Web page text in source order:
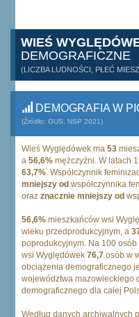
WIEŚ
DEMOGRAFICZNE
(LICZBA LUDNOŚCI, PŁEĆ
DEMOGRAFIA W
(Źródło: GUS, NSP 2021)
Wieś Wyględówek ma 53
a 56,6% mężczyźni. W latach
63,7%. Współczynnik
mniejszy od współczynnika
oraz znacznie mniejszy od
56,6% mieszkańców wsi
wieku przedprodukcyjnym, a
poprodukcyjnym. Na 100
wsi Wyględówek 76,7 osób w
obciążenia demograficznego
województwa mazowieckiego
demograficznego dla całej
Według danych archiwalnych